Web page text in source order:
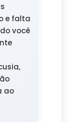
e falta
você
ao